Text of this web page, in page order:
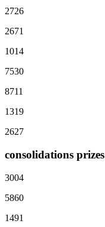
2726
2671
1014
7530
8711
1319
2627
consolidations prizes
3004
5860
1491